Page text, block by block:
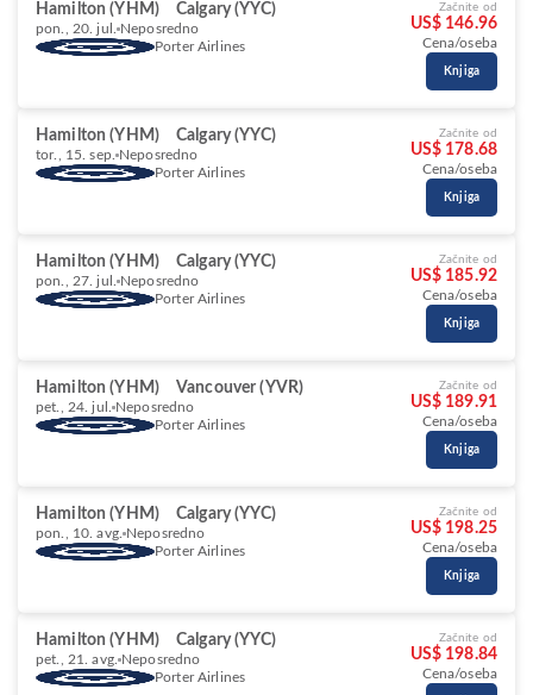
Hamilton (YHM) Calgary (YYC)
pon., 20. jul.
Neposredno
Porter Airlines
Začnite od
US$ 146.96
Cena/oseba
Knjiga
Hamilton (YHM) Calgary (YYC)
tor., 15. sep. Neposredno
Porter Airlines
Začnite od
US$ 178.68
Cena/oseba
Knjiga
Hamilton (YHM) Calgary (YYC)
pon., 27. jul.
Neposredno
Porter Airlines
Začnite od
US$ 185.92
Cena/oseba
Knjiga
Hamilton (YHM) Vancouver (YVR)
pet., 24. jul.
Neposredno
Porter Airlines
Začnite od
US$ 189.91
Cena/oseba
Knjiga
Hamilton (YHM) Calgary (YYC)
pon., 10. avg. Neposredno
Porter Airlines
Začnite od
US$ 198.25
Cena/oseba
Knjiga
Hamilton (YHM) Calgary (YYC)
pet., 21. avg. Neposredno
Porter Airlines
Začnite od
US$ 198.84
Cena/oseba